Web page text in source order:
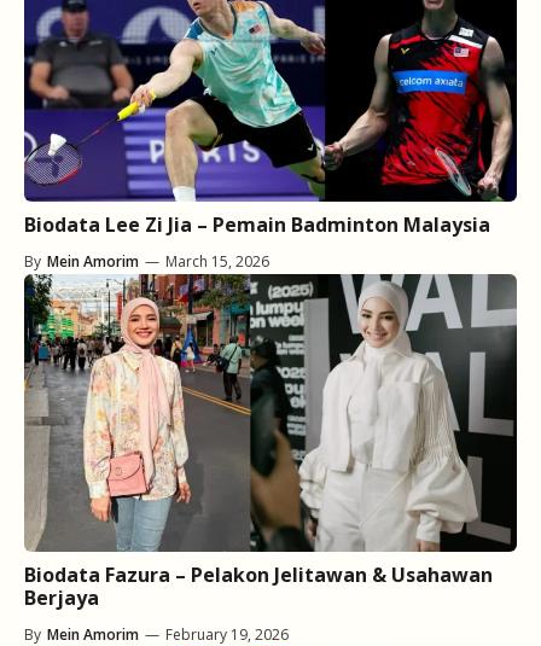
Biodata Lee Zi Jia – Pemain Badminton Malaysia
By Mein Amorim — March 15, 2026
Biodata Fazura – Pelakon Jelitawan & Usahawan
Berjaya
By Mein Amorim — February 19, 2026